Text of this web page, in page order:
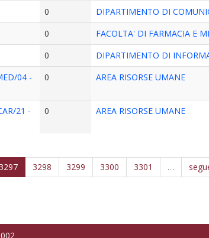
0
DIPARTIMENTO DI
0
FACOLTA' DI FARMACIA E
0
DIPARTIMENTO DI
04 -
0 AREA RISORSE UMANE
21 -
0 AREA RISORSE UMANE
3298 3299 3300 3301 …